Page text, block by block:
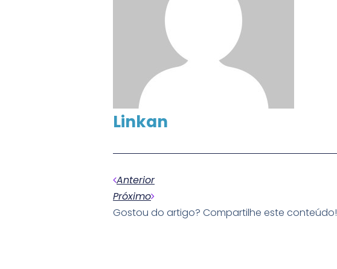
Linkan
Anterior
Próximo
Gostou do artigo? Compartilhe este conteúdo!